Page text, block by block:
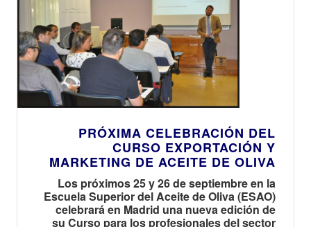
PRÓXIMA CELEBRACIÓN DEL
CURSO EXPORTACIÓN Y
MARKETING DE ACEITE DE OLIVA
Los próximos 25 y 26 de septiembre en la
Escuela Superior del Aceite de Oliva (ESAO)
celebrará en Madrid una nueva edición de
su Curso para los profesionales del sector